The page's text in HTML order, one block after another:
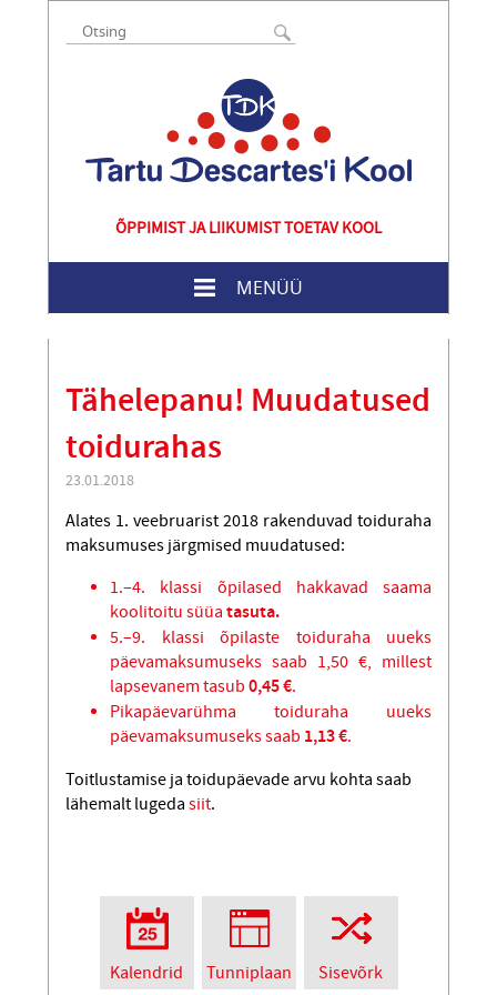
ÕPPIMIST JA LIIKUMIST TOETAV KOOL
MENÜÜ
Tähelepanu! Muudatused
toidurahas
23.01.2018
Alates 1. veebruarist 2018 rakenduvad toiduraha
maksumuses järgmised muudatused:
1.–4. klassi õpilased hakkavad saama
koolitoitu süüa tasuta.
5.–9. klassi õpilaste toiduraha uueks
päevamaksumuseks saab 1,50 €, millest
lapsevanem tasub 0,45 €.
Pikapäevarühma toiduraha uueks
päevamaksumuseks saab 1,13 €.
Toitlustamise ja toidupäevade arvu kohta saab
lähemalt lugeda siit.
Kalendrid Tunniplaan Sisevõrk